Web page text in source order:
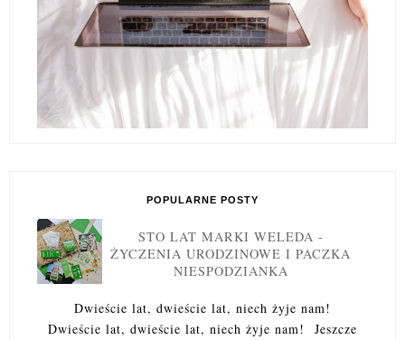
POPULARNE POSTY
STO LAT MARKI WELEDA -
ŻYCZENIA URODZINOWE I PACZKA
NIESPODZIANKA
Dwieście lat, dwieście lat, niech żyje nam!
Dwieście lat, dwieście lat, niech żyje nam! Jeszcze